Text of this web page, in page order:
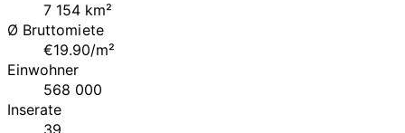
7 154 km²
Ø Bruttomiete
€19.90/m²
Einwohner
568 000
Inserate
39